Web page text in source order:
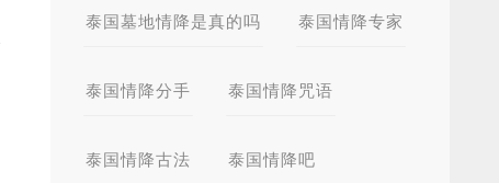
泰国墓地情降是真的吗 泰国情降专家
泰国情降分手 泰国情降咒语
泰国情降古法 泰国情降吧